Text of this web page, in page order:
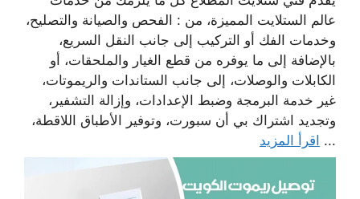
عالم الستلايت المميزة، من : الفحص والصيانة والتصليح،
وخدمات الفك أو التركيب إلى جانب النقل السريع،
بالإضافة إلى ما يوفره من قطع الغيار والملحقات، أو
الكابلات والوصلات، إلى جانب الستاندات والريموتات،
غير خدمة البرمجة وضبط الإعدادات، وإزالة التشفير،
وتجديد اشتراك بي أن سبورت، وتوفير الأطباق اللاقطة،
... اقرأ المزيد